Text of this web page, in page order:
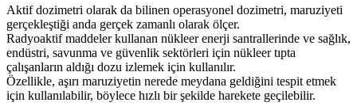
Aktif dozimetri olarak da bilinen operasyonel dozimetri, maruziyeti
gerçekleştiği anda gerçek zamanlı olarak ölçer.
Radyoaktif maddeler kullanan nükleer enerji santrallerinde ve sağlık,
endüstri, savunma ve güvenlik sektörleri için nükleer tıpta
çalışanların aldığı dozu izlemek için kullanılır.
Özellikle, aşırı maruziyetin nerede meydana geldiğini tespit etmek
için kullanılabilir, böylece hızlı bir şekilde harekete geçilebilir.